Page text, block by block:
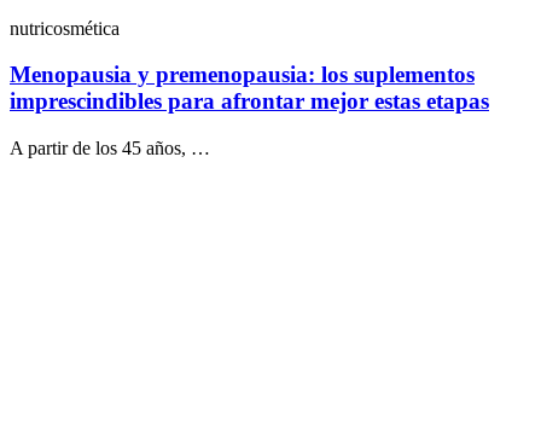
nutricosmética
Menopausia y premenopausia: los suplementos
imprescindibles para afrontar mejor estas etapas
A partir de los 45 años, …